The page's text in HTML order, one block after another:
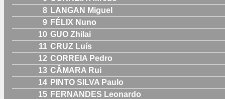
8 LANGAN Miguel
9 FÉLIX Nuno
10 GUO Zhilai
11 CRUZ Luís
12 CORREIA Pedro
13 CÂMARA Rui
14 PINTO SILVA Paulo
15 FERNANDES Leonardo